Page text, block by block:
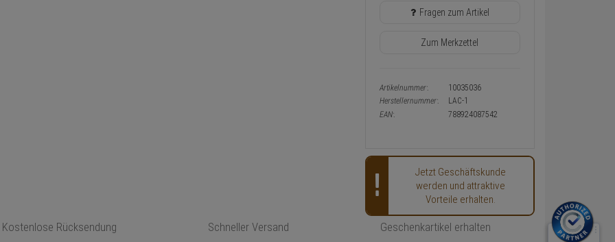
Fragen zum Artikel
Zum Merkzettel
Artikelnummer:
10035036
Herstellernummer:
LAC-1
EAN:
788924087542
Jetzt Geschäftskunde
werden und attraktive
Vorteile erhalten.
Kostenlose Rücksendung Schneller Versand Geschenkartikel erhalten